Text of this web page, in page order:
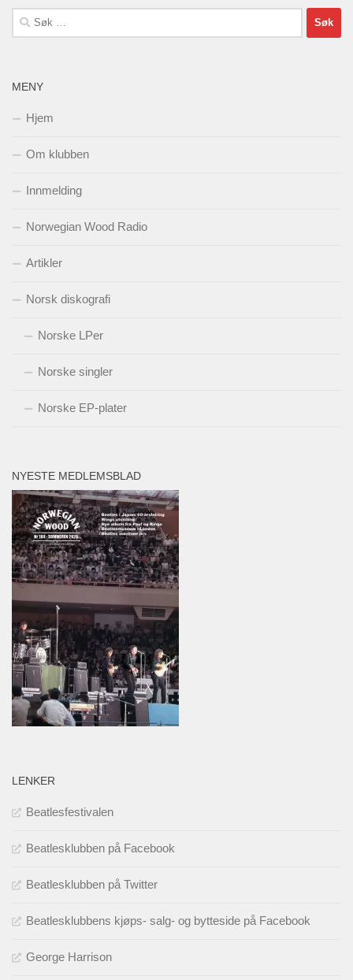
Søk
etter:
MENY
Hjem
Om klubben
Innmelding
Norwegian Wood Radio
Artikler
Norsk diskografi
Norske LPer
Norske singler
Norske EP-plater
NYESTE MEDLEMSBLAD
LENKER
Beatlesfestivalen
Beatlesklubben på Facebook
Beatlesklubben på Twitter
Beatlesklubbens kjøps- salg- og bytteside på Facebook
George Harrison